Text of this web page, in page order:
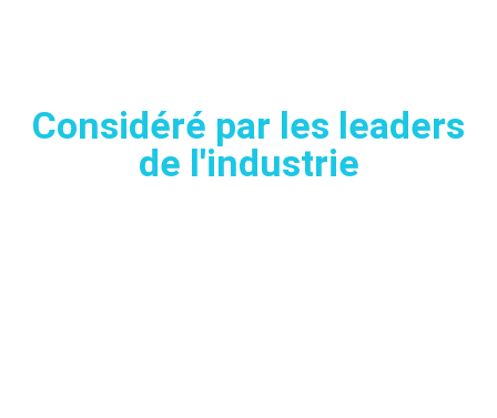
Considéré par les leaders
de l'industrie